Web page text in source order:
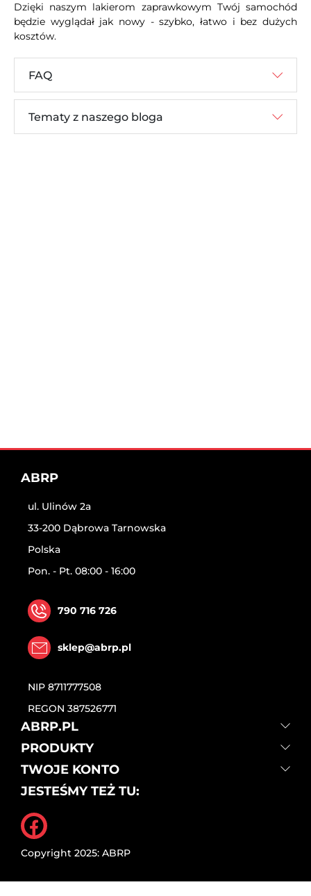
Dzięki naszym lakierom zaprawkowym Twój samochód
będzie wyglądał jak nowy - szybko, łatwo i bez dużych
kosztów.
FAQ
Tematy z naszego bloga
ABRP
ul. Ulinów 2a
33-200 Dąbrowa Tarnowska
Polska
Pon. - Pt. 08:00 - 16:00
790 716 726
sklep@abrp.pl
NIP 8711777508
REGON 387526771
ABRP.PL
PRODUKTY
TWOJE KONTO
JESTEŚMY TEŻ TU:
Copyright 2025: ABRP